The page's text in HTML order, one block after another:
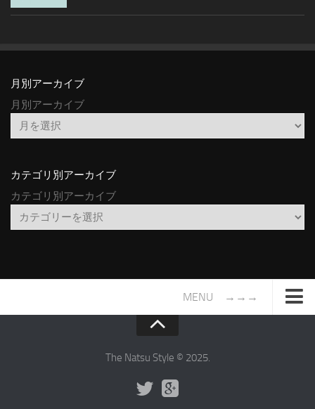
月別アーカイブ
月別アーカイブ
カテゴリ別アーカイブ
カテゴリ別アーカイブ
MENU →→→
The Natsu Style © 2025.